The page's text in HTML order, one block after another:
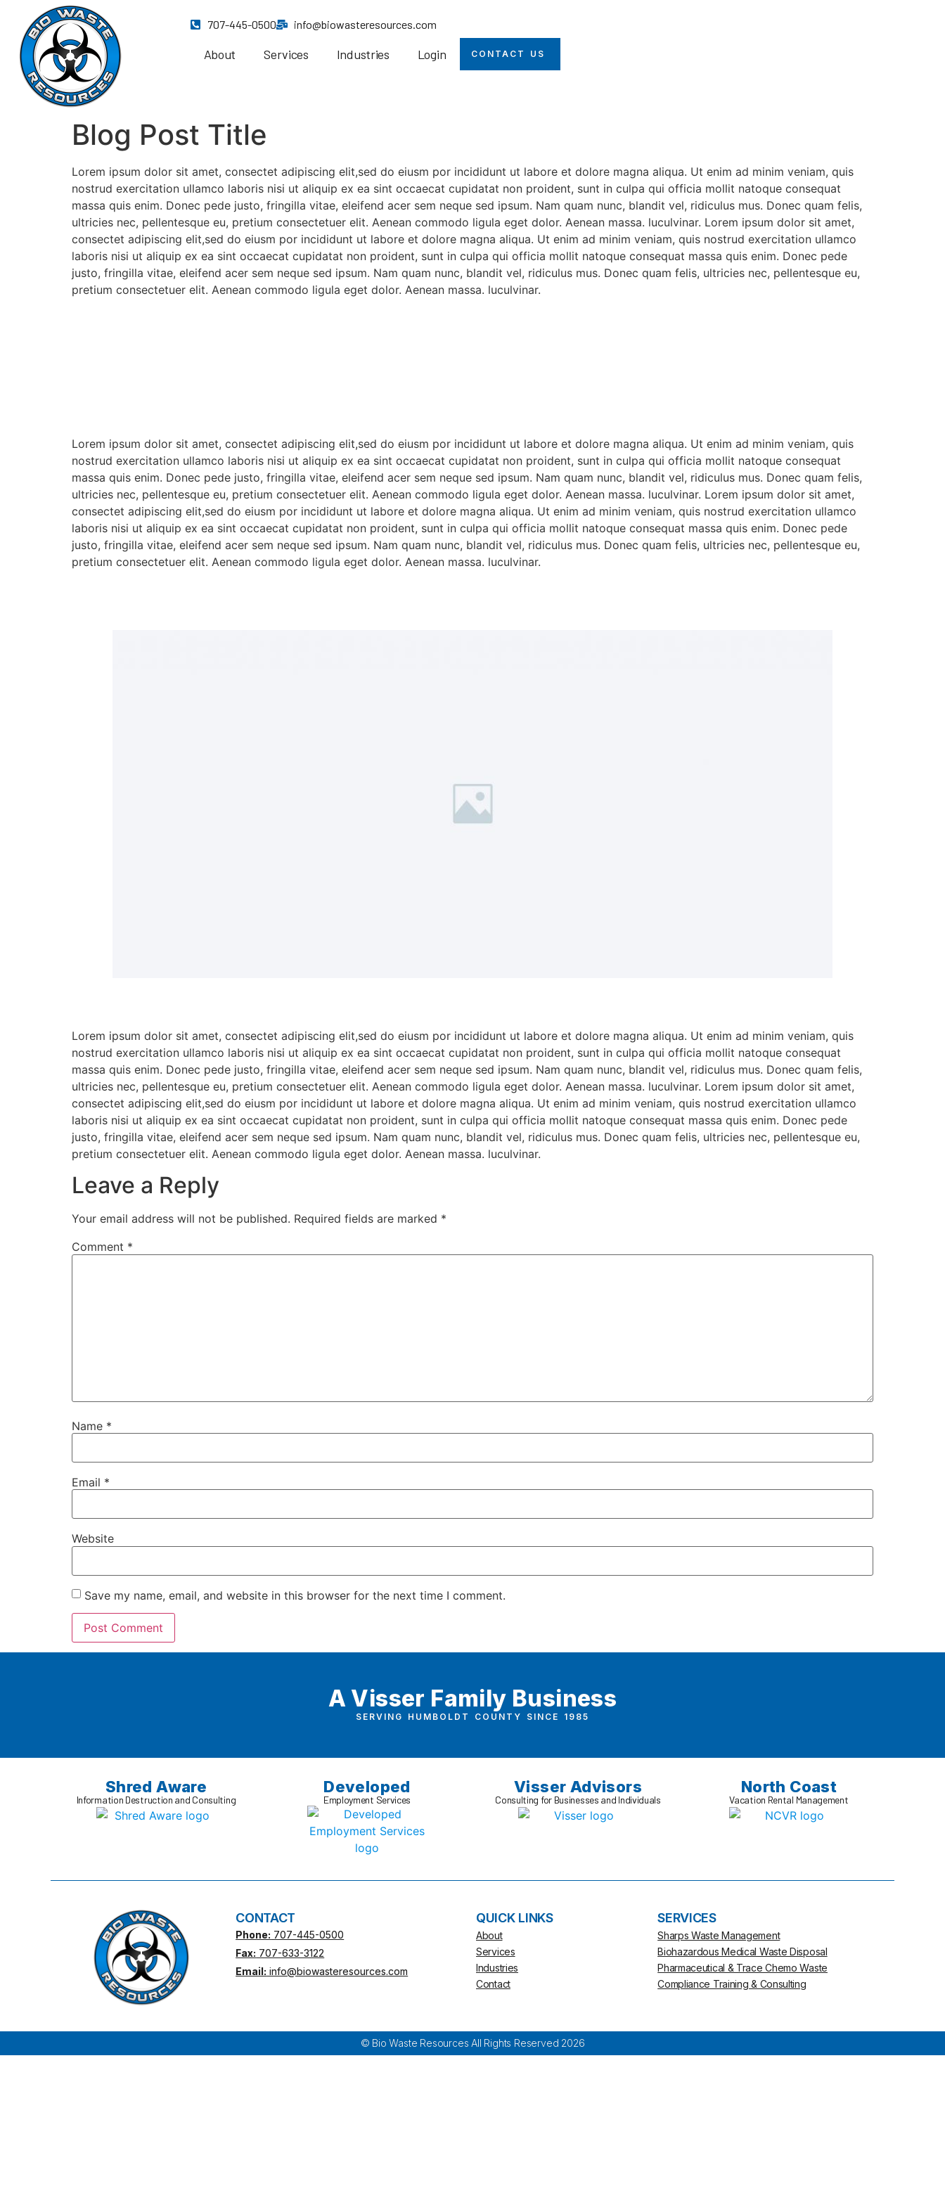
707-445-0500 info@biowasteresources.com
About Services Industries Login CONTACT US
Blog Post Title
Lorem ipsum dolor sit amet, consectet adipiscing elit,sed do eiusm por incididunt ut labore et dolore magna aliqua. Ut enim ad minim veniam, quis
nostrud exercitation ullamco laboris nisi ut aliquip ex ea sint occaecat cupidatat non proident, sunt in culpa qui officia mollit natoque consequat
massa quis enim. Donec pede justo, fringilla vitae, eleifend acer sem neque sed ipsum. Nam quam nunc, blandit vel, ridiculus mus. Donec quam felis,
ultricies nec, pellentesque eu, pretium consectetuer elit. Aenean commodo ligula eget dolor. Aenean massa. luculvinar. Lorem ipsum dolor sit amet,
consectet adipiscing elit,sed do eiusm por incididunt ut labore et dolore magna aliqua. Ut enim ad minim veniam, quis nostrud exercitation ullamco
laboris nisi ut aliquip ex ea sint occaecat cupidatat non proident, sunt in culpa qui officia mollit natoque consequat massa quis enim. Donec pede
justo, fringilla vitae, eleifend acer sem neque sed ipsum. Nam quam nunc, blandit vel, ridiculus mus. Donec quam felis, ultricies nec, pellentesque eu,
pretium consectetuer elit. Aenean commodo ligula eget dolor. Aenean massa. luculvinar.
Lorem ipsum dolor sit amet, consectet adipiscing elit,sed do eiusm por incididunt ut labore et dolore magna aliqua. Ut enim ad minim veniam, quis
nostrud exercitation ullamco laboris nisi ut aliquip ex ea sint occaecat cupidatat non proident, sunt in culpa qui officia mollit natoque consequat
massa quis enim. Donec pede justo, fringilla vitae, eleifend acer sem neque sed ipsum. Nam quam nunc, blandit vel, ridiculus mus. Donec quam felis,
ultricies nec, pellentesque eu, pretium consectetuer elit. Aenean commodo ligula eget dolor. Aenean massa. luculvinar. Lorem ipsum dolor sit amet,
consectet adipiscing elit,sed do eiusm por incididunt ut labore et dolore magna aliqua. Ut enim ad minim veniam, quis nostrud exercitation ullamco
laboris nisi ut aliquip ex ea sint occaecat cupidatat non proident, sunt in culpa qui officia mollit natoque consequat massa quis enim. Donec pede
justo, fringilla vitae, eleifend acer sem neque sed ipsum. Nam quam nunc, blandit vel, ridiculus mus. Donec quam felis, ultricies nec, pellentesque eu,
pretium consectetuer elit. Aenean commodo ligula eget dolor. Aenean massa. luculvinar.
Lorem ipsum dolor sit amet, consectet adipiscing elit,sed do eiusm por incididunt ut labore et dolore magna aliqua. Ut enim ad minim veniam, quis
nostrud exercitation ullamco laboris nisi ut aliquip ex ea sint occaecat cupidatat non proident, sunt in culpa qui officia mollit natoque consequat
massa quis enim. Donec pede justo, fringilla vitae, eleifend acer sem neque sed ipsum. Nam quam nunc, blandit vel, ridiculus mus. Donec quam felis,
ultricies nec, pellentesque eu, pretium consectetuer elit. Aenean commodo ligula eget dolor. Aenean massa. luculvinar. Lorem ipsum dolor sit amet,
consectet adipiscing elit,sed do eiusm por incididunt ut labore et dolore magna aliqua. Ut enim ad minim veniam, quis nostrud exercitation ullamco
laboris nisi ut aliquip ex ea sint occaecat cupidatat non proident, sunt in culpa qui officia mollit natoque consequat massa quis enim. Donec pede
justo, fringilla vitae, eleifend acer sem neque sed ipsum. Nam quam nunc, blandit vel, ridiculus mus. Donec quam felis, ultricies nec, pellentesque eu,
pretium consectetuer elit. Aenean commodo ligula eget dolor. Aenean massa. luculvinar.
Leave a Reply
Your email address will not be published. Required fields are marked *
Comment *
Name *
Email *
Website
Save my name, email, and website in this browser for the next time I comment.
A Visser Family Business
SERVING HUMBOLDT COUNTY SINCE 1985
Shred Aware
Information Destruction and Consulting
Developed
Employment Services
Visser Advisors
Consulting for Businesses and Individuals
North Coast
Vacation Rental Management
CONTACT
Phone: 707-445-0500
Fax: 707-633-3122
Email: info@biowasteresources.com
QUICK LINKS
About
Services
Industries
Contact
SERVICES
Sharps Waste Management
Biohazardous Medical Waste Disposal
Pharmaceutical & Trace Chemo Waste
Compliance Training & Consulting
© Bio Waste Resources All Rights Reserved 2026